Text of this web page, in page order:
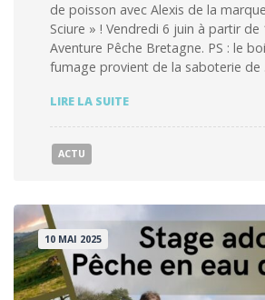
de poisson avec Alexis de la
Sciure » ! Vendredi 6 juin à partir de
Aventure Pêche Bretagne. PS : le
fumage provient de la saboterie de
LIRE LA SUITEANIMATION
DE
ACTU
10 MAI 2025